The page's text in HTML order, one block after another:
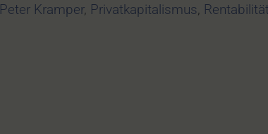
Peter Kramper, Privatkapitalismus, Rentabilität